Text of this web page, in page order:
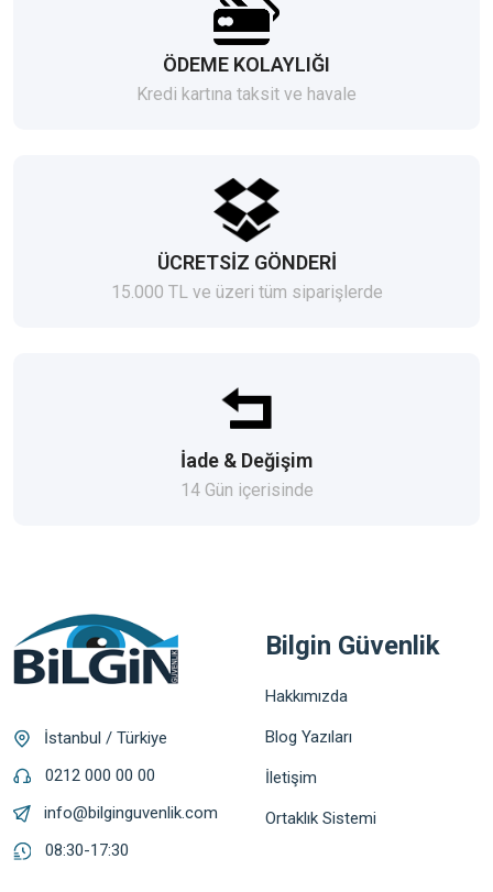
ÖDEME KOLAYLIĞI
Kredi kartına taksit ve havale
ÜCRETSİZ GÖNDERİ
15.000 TL ve üzeri tüm siparişlerde
İade & Değişim
14 Gün içerisinde
İstanbul / Türkiye
0212 000 00 00
info@bilginguvenlik.com
08:30-17:30
Bilgin Güvenlik
Hakkımızda
Blog Yazıları
İletişim
Ortaklık Sistemi